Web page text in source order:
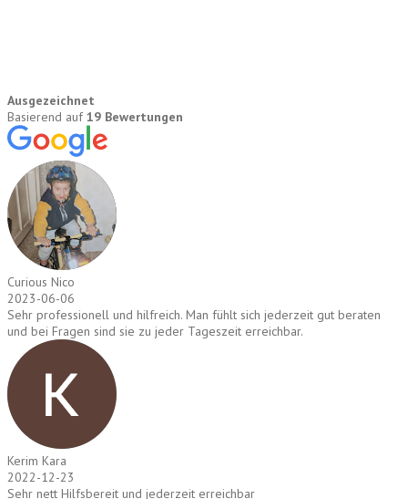
Ausgezeichnet
Basierend auf19 Bewertungen
Curious Nico
2023-06-06
Sehr professionell und hilfreich. Man fühlt sich jederzeit gut beraten
und bei Fragen sind sie zu jeder Tageszeit erreichbar.
Kerim Kara
2022-12-23
Sehr nett Hilfsbereit und jederzeit erreichbar